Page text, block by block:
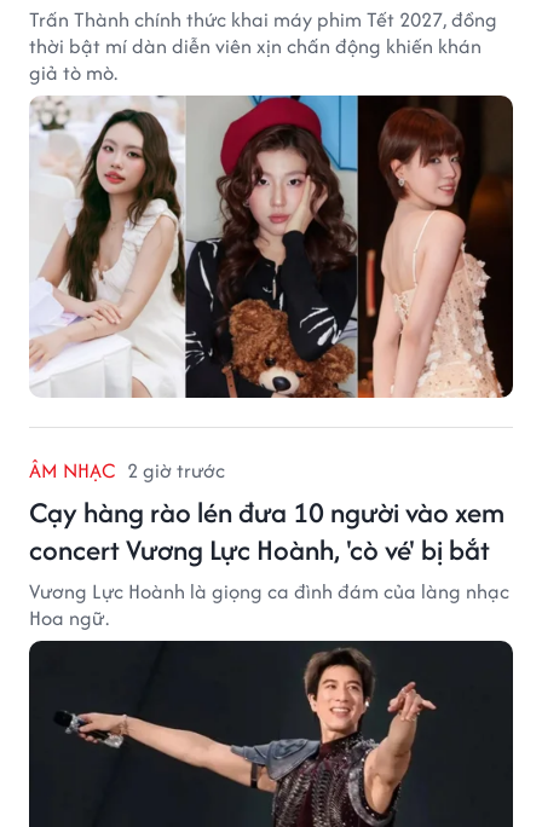
Trấn Thành chính thức khai máy phim Tết 2027, đồng
thời bật mí dàn diễn viên xịn chấn động khiến khán
giả tò mò.
ÂM NHẠC 2 giờ trước
Cạy hàng rào lén đưa 10 người vào xem
concert Vương Lực Hoành, 'cò vé' bị bắt
Vương Lực Hoành là giọng ca đình đám của làng nhạc
Hoa ngữ.